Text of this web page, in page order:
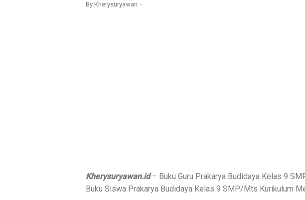
By Kherysuryawan
Kherysuryawan.id– Buku Guru Prakarya Budidaya Kelas 9
Buku Siswa Prakarya Budidaya Kelas 9 SMP/Mts Kurikulum